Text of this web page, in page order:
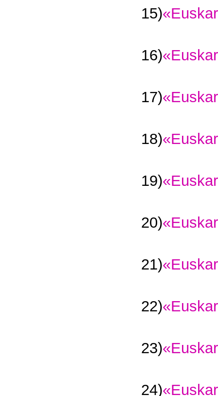
15)
16)
17)
18)
19)
20)
21)
22)
23)
24)